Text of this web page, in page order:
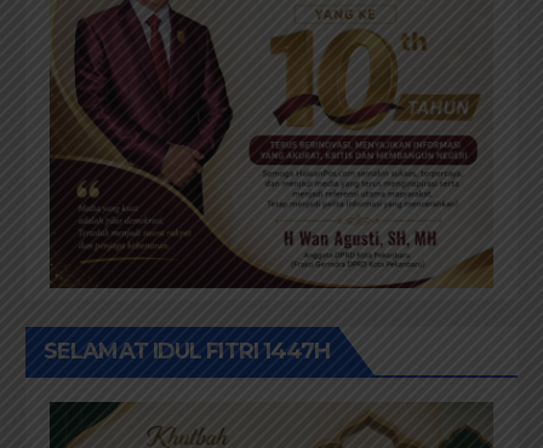
SELAMAT IDUL FITRI 1447H